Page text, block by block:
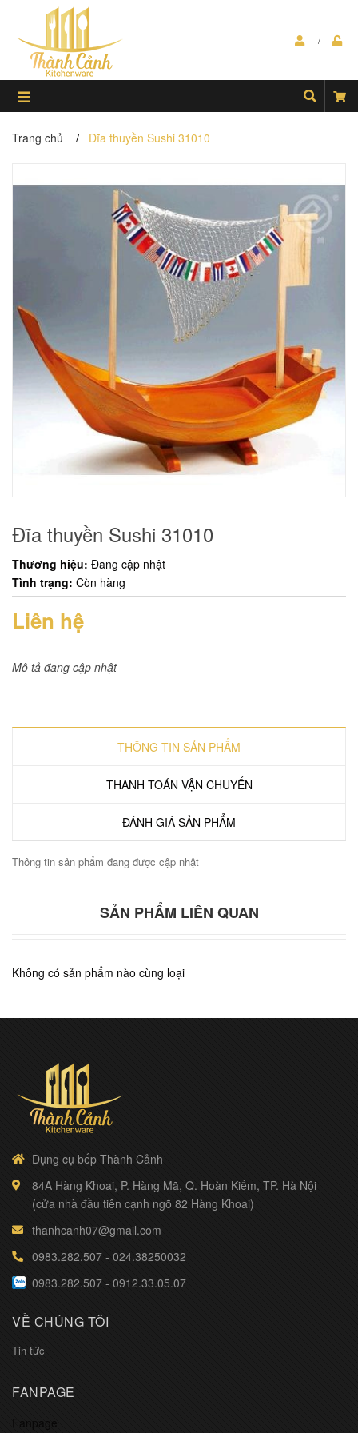
Trang chủ / Đĩa thuyền Sushi 31010
Đĩa thuyền Sushi 31010
Thương hiệu: Đang cập nhật
Tình trạng: Còn hàng
Liên hệ
Mô tả đang cập nhật
THÔNG TIN SẢN PHẨM
THANH TOÁN VẬN CHUYỂN
ĐÁNH GIÁ SẢN PHẨM
Thông tin sản phẩm đang được cập nhật
SẢN PHẨM LIÊN QUAN
Không có sản phẩm nào cùng loại
Dụng cụ bếp Thành Cảnh
84A Hàng Khoai, P. Hàng Mã, Q. Hoàn Kiếm, TP. Hà Nội
(cửa nhà đầu tiên cạnh ngõ 82 Hàng Khoai)
thanhcanh07@gmail.com
0983.282.507 - 024.38250032
0983.282.507 - 0912.33.05.07
VỀ CHÚNG TÔI
Tin tức
FANPAGE